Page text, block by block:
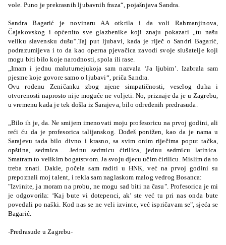
vole. Puno je prekrasnih ljubavnih fraza“, pojašnjava Sandra.
Sandra Bagarić je novinaru AA otkrila i da voli Rahmanjinova,
Čajakovskog i općenito sve glazbenike koji znaju pokazati „tu našu
veliku slavensku dušu“.Taj put ljubavi, kada je riječ o Sandri Bagarić,
podrazumijeva i to da kao operna pjevačica zavodi svoje slušatelje koji
mogu biti bilo koje narodnosti, spola ili rase.
„Imam i jednu maluturnejukoja sam nazvala ‘Ja ljubim’. Izabrala sam
pjesme koje govore samo o ljubavi“, priča Sandra.
Ovu rođenu Zeničanku zbog njene simpatičnosti, veselog duha i
otvorenosti naprosto nije moguće ne voljeti. No, priznaje da je u Zagrebu,
u vremenu kada je tek došla iz Sarajeva, bilo određenih predrasuda.
„Bilo ih je, da. Ne smijem imenovati moju profesoricu na prvoj godini, ali
reći ću da je profesorica talijanskog. Dođeš ponižen, kao da je nama u
Sarajevu tada bilo divno i krasno, sa svim onim riječima poput tačka,
opština, sedmica… Jednu sedmicu ćirilica, jednu sedmicu latinica.
Smatram to velikim bogatstvom. Ja svoju djecu učim ćirilicu. Mislim da to
treba znati. Dakle, počela sam raditi u HNK, već na prvoj godini su
prepoznali moj talent, i rekla sam naglaskom malog vedrog Bosanca:
"Izvinite, ja moram na probu, ne mogu sad biti na času". Profesorica je mi
je odgovorila: ‘Kaj bute vi dotepenci, ak’ ste već tu pri nas onda bute
povedali po naški. Kod nas se ne veli izvinte, već ispričavam se", sjeća se
Bagarić.
-Predrasude u Zagrebu-